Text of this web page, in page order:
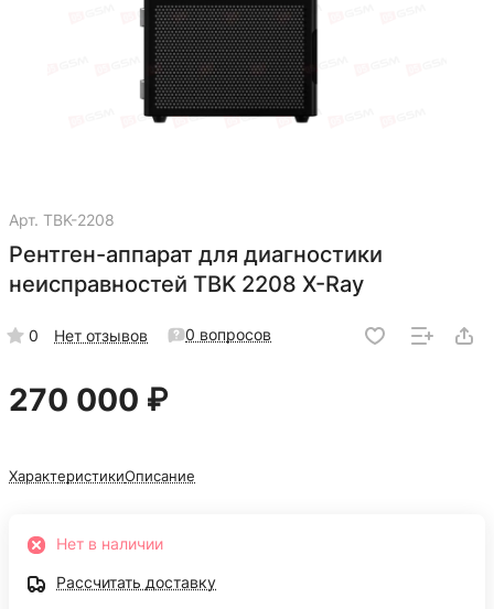
Арт. TBK-2208
Рентген-аппарат для диагностики
неисправностей TBK 2208 X-Ray
0 Нет отзывов 0 вопросов
270 000 ₽
ХарактеристикиОписание
Нет в наличии
Рассчитать доставку